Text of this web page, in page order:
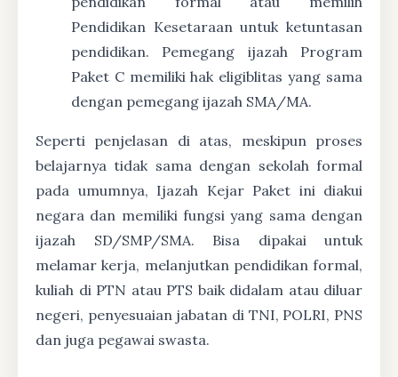
Pendidikan Kesetaraan untuk ketuntasan
pendidikan. Pemegang ijazah Program
Paket C memiliki hak eligiblitas yang sama
dengan pemegang ijazah SMA/MA.
Seperti penjelasan di atas, meskipun proses
belajarnya tidak sama dengan sekolah formal
pada umumnya, Ijazah Kejar Paket ini diakui
negara dan memiliki fungsi yang sama dengan
ijazah SD/SMP/SMA. Bisa dipakai untuk
melamar kerja, melanjutkan pendidikan formal,
kuliah di PTN atau PTS baik didalam atau diluar
negeri, penyesuaian jabatan di TNI, POLRI, PNS
dan juga pegawai swasta.